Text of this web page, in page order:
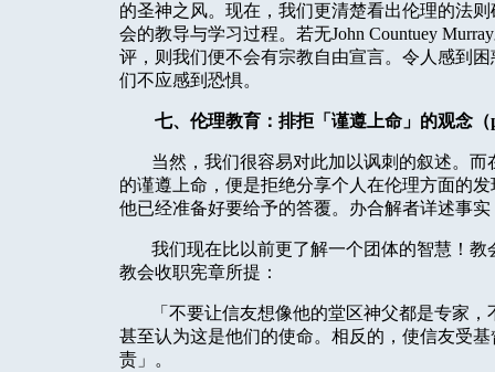
的圣神之风。现在，我们更清楚看出伦理的法
会的教导与学习过程。若无John Countuey Murray
评，则我们便不会有宗教自由宣言。令人感到
们不应感到恐惧。
七、伦理教育：排拒「谨遵上命」的观念（
当然，我们很容易对此加以讽刺的叙述。
的谨遵上命，便是拒绝分享个人在伦理方面的
他已经准备好要给予的答覆。办合解者详述事
我们现在比以前更了解一个团体的智慧！
教会收职宪章所提：
「不要让信友想像他的堂区神父都是专家
甚至认为这是他们的使命。相反的，使信友受
责」。